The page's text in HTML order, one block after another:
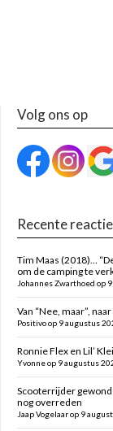
Volg ons op
Recente
Tim Maas (2018)…
om de camping te
Johannes Zwarthoed op
Van “Nee, maar”, naar
Positivo op 9 augustus
Ronnie Flex en Lil’
Yvonne op 9 augustus
Scooterrijder
nog overreden
Jaap Vogelaar op 9